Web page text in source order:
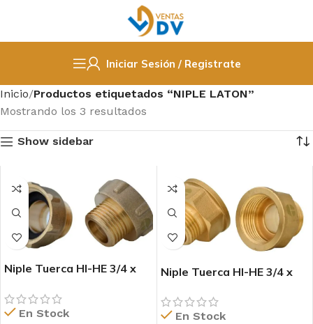
Iniciar Sesión / Registrate
Inicio Productos etiquetados “NIPLE LATON”
Mostrando los 3 resultados
Show sidebar
Niple Tuerca HI-HE 3/4 x
En Stock
Niple Tuerca HI-HE 3/4 x
En Stock